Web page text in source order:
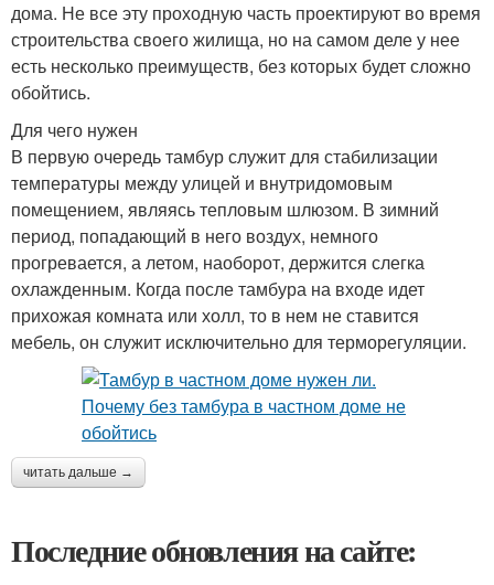
дома. Не все эту проходную часть проектируют во время
строительства своего жилища, но на самом деле у нее
есть несколько преимуществ, без которых будет сложно
обойтись.
Для чего нужен
В первую очередь тамбур служит для стабилизации
температуры между улицей и внутридомовым
помещением, являясь тепловым шлюзом. В зимний
период, попадающий в него воздух, немного
прогревается, а летом, наоборот, держится слегка
охлажденным. Когда после тамбура на входе идет
прихожая комната или холл, то в нем не ставится
мебель, он служит исключительно для терморегуляции.
читать дальше →
Последние обновления на сайте: